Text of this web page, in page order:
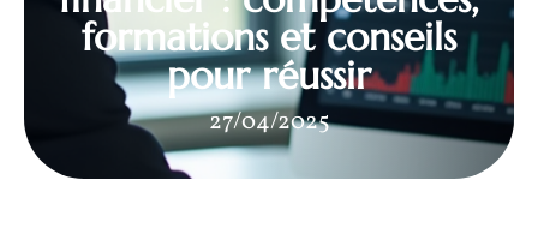
formations et conseils
pour réussir
27/04/2025